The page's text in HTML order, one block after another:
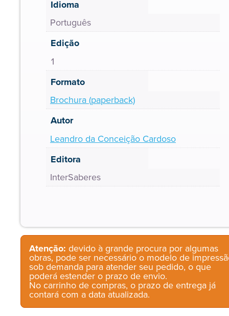
Idioma
Português
Edição
1
Formato
Brochura (paperback)
Autor
Leandro da Conceição Cardoso
Editora
InterSaberes
Atenção: devido à grande procura por algumas
obras, pode ser necessário o modelo de
sob demanda para atender seu pedido, o que
poderá estender o prazo de envio.
No carrinho de compras, o prazo de entrega já
contará com a data atualizada.